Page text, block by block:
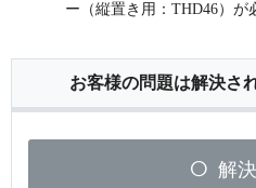
ー（縦置き用：THD46）が
お客様の問題は解決さ
解